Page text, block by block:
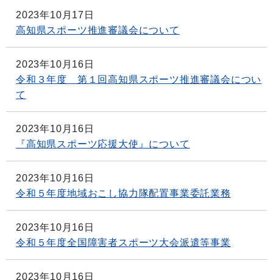
2023年10月17日
高知県スポーツ推進審議会について
2023年10月16日
令和３年度 第１回高知県スポーツ推進審議会につい
て
2023年10月16日
『高知県スポーツ応援大使』について
2023年10月16日
令和５年度地域おこし協力隊配置事業委託業務
2023年10月16日
令和５年度全国障害者スポーツ大会派遣等事業
2023年10月16日